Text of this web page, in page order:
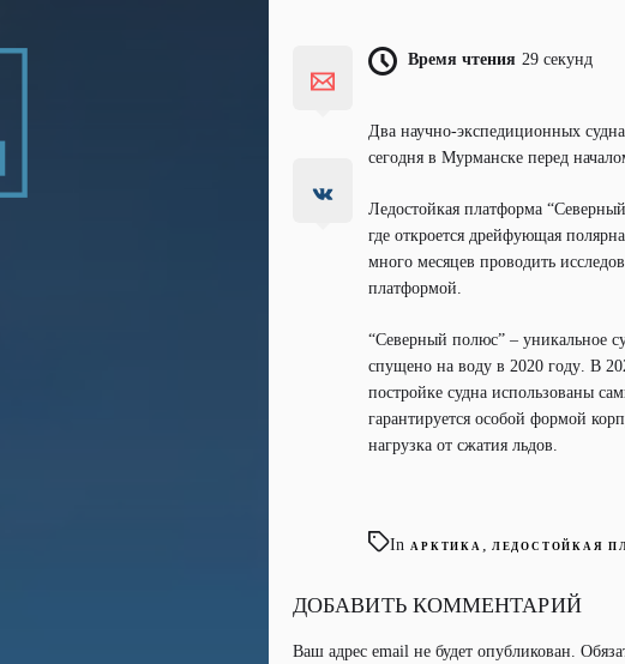
Время чтения 29 секунд
Два научно-экспедиционных
сегодня в Мурманске перед
Ледостойкая платформа
где откроется дрейфующая
много месяцев проводить
платформой.
“Северный полюс” – уникальное
спущено на воду в 2020 году. В
постройке судна использованы
гарантируется особой формой
нагрузка от сжатия льдов.
In АРКТИКА ЛЕДОСТОЙКАЯ
ДОБАВИТЬ КОММЕНТАРИЙ
Ваш адрес email не будет опубликован.